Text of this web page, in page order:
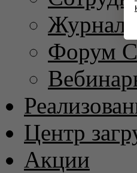
Форум
Центр
Акции